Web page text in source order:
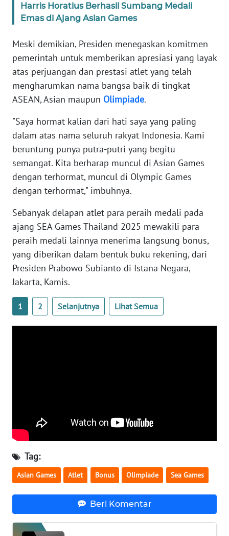
Harris Horatius Berhasil Sumbang Medali
Emas di Ajang Asian Games
Meski demikian, Presiden menegaskan komitmen
pemerintah untuk memberikan apresiasi yang layak
atas perjuangan dan prestasi atlet yang telah
mengharumkan nama bangsa baik di tingkat
ASEAN, Asian maupun Olimpiade.
"Saya hormat kalian dari hati saya yang paling
dalam atas nama seluruh rakyat Indonesia. Kami
beruntung punya putra-putri yang begitu
semangat. Kita berharap muncul di Asian Games
dengan terhormat, muncul di Olympic Games
dengan terhormat," imbuhnya.
Sebanyak delapan atlet para peraih medali pada
ajang SEA Games Thailand 2025 mewakili para
peraih medali lainnya menerima langsung bonus,
yang diberikan dalam bentuk buku rekening, dari
Presiden Prabowo Subianto di Istana Negara,
Jakarta, Kamis.
1 2 Selanjutnya Lihat Semua
Tag:
Asian Games Atlet Bonus Olimpiade Sea Games
Beri Komentar
WN
JAKARTA
WN
JABAR
WN
BANTEN
WN
NTT
WN
WN
PAPUA
WN
BARAT
WN
RIAU
WN
WN
SULTENG
WN
SULBAR